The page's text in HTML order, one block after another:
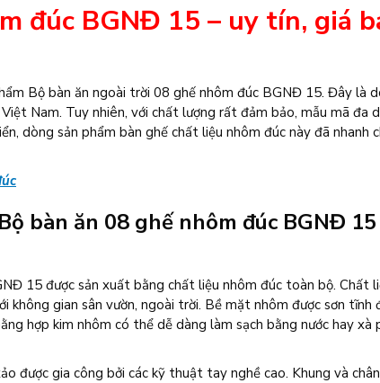
15
lượng
đúc BGNĐ 15 – uy tín, giá
Bộ bàn ăn ngoài trời 08 ghế nhôm đúc BGNĐ 15. Đây là
Nam. Tuy nhiên, với chất lượng rất đảm bảo, mẫu mã đa
dòng sản phẩm bàn ghế chất liệu nhôm đúc này đã nhanh
bàn ăn 08 ghế nhôm đúc BGNĐ
15 được sản xuất bằng chất liệu nhôm đúc toàn bộ. Chất
không gian sân vườn, ngoài trời. Bề mặt nhôm được sơn tĩnh
hợp kim nhôm có thể dễ dàng làm sạch bằng nước hay xà
được gia công bởi các kỹ thuật tay nghề cao. Khung và